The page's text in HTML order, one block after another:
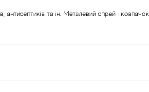
та ін. Металевий спрей і ковпачок.